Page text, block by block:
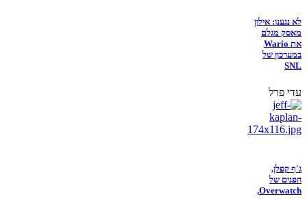
לא נגענו: אילון
מאסק מגלם
את Wario
במערכון של
SNL
עדי פרל
ג'ף קפלן,
הפנים של
Overwatch,